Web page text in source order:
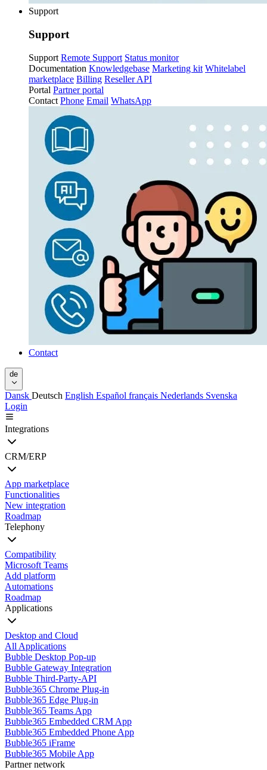
Support
Support
Support Remote Support Status monitor
Documentation Knowledgebase Marketing kit Whitelabel
marketplace Billing Reseller API
Portal Partner portal
Contact Phone Email WhatsApp
Contact
de
Dansk Deutsch English Español français Nederlands Svenska
Login
Integrations
CRM/ERP
App marketplace
Functionalities
New integration
Roadmap
Telephony
Compatibility
Microsoft Teams
Add platform
Automations
Roadmap
Applications
Desktop and Cloud
All Applications
Bubble Desktop Pop-up
Bubble Gateway Integration
Bubble Third-Party-API
Bubble365 Chrome Plug-in
Bubble365 Edge Plug-in
Bubble365 Teams App
Bubble365 Embedded CRM App
Bubble365 Embedded Phone App
Bubble365 iFrame
Bubble365 Mobile App
Partner network